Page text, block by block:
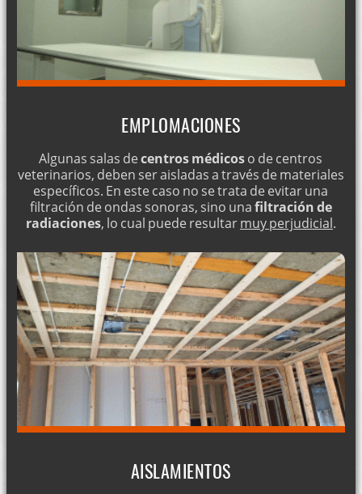
EMPLOMACIONES
Algunas salas decentros médicoso de centros
veterinarios, deben ser aisladas a través de materiales
específicos. En este caso no se trata de evitar una
filtración de ondas sonoras, sino unafiltración de
radiaciones, lo cual puede resultarmuy perjudicial.
AISLAMIENTOS